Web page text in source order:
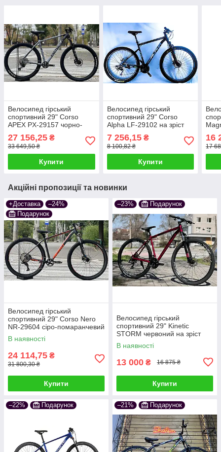
Велосипед гірський
спортивний 29" Corso
APEX PX-29157 чорно-
27 156,25 ₴
33 649,50 ₴
Купити
Велосипед гірський
спортивний 29" Corso
Alpha LF-29102 на зріст
7 256,15₴
8 100,82 ₴
Купити
16
17
Акційні пропозиції та новинки
+Доставка
–24%
Подарунок
Велосипед гірський
спортивний 29" Corso Nero
NR-29604 сіро-помаранчевий
на зріст 172-180 см
В наявності
24 114,75 ₴
31 800,30 ₴
Купити
–23% Подарунок
Велосипед гірський
спортивний 29" Kinetic
STORM червоний на зріст
175-185 см
В наявності
13 000 ₴ 16 875 ₴
Купити
–22% Подарунок –21% Подарунок